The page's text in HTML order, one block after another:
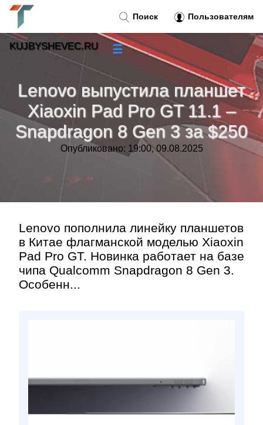
Lenovo выпустила планшет
Xiaoxin Pad Pro GT 11.1 –
Snapdragon 8 Gen 3 за $250
Опубликовано: 19:00, 09.08.2025
Lenovo пополнила линейку планшетов
в Китае флагманской моделью Xiaoxin
Pad Pro GT. Новинка работает на базе
чипа Qualcomm Snapdragon 8 Gen 3.
Особенн...
Поиск Пользователям
KUJBYSHEVEC.RU ☰
Новости»
Тренды новостей»
Рубрики»
Контакт»